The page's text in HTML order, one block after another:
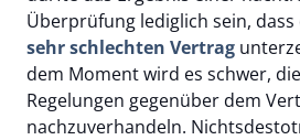
Überprüfung lediglich sein,
sehr schlechten Vertrag
dem Moment wird es schwer,
Regelungen gegenüber dem
nachzuverhandeln.